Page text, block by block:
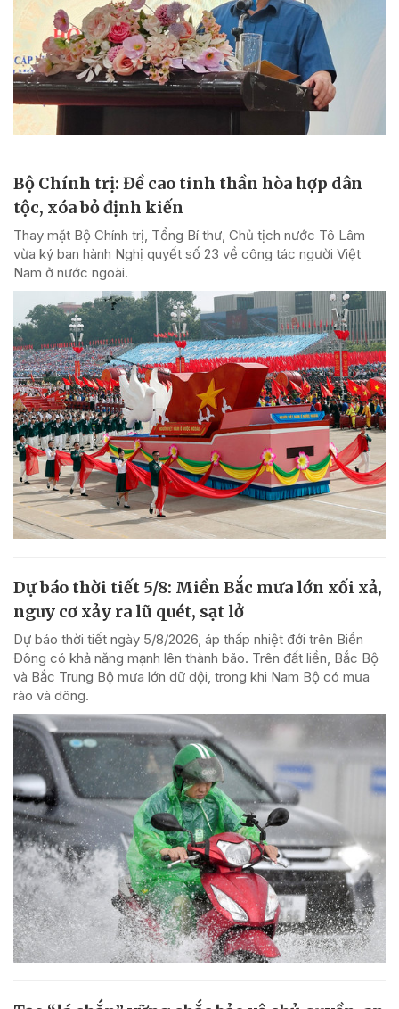
Bộ Chính trị: Đề cao tinh thần hòa hợp dân
tộc, xóa bỏ định kiến
Thay mặt Bộ Chính trị, Tổng Bí thư, Chủ tịch nước Tô Lâm
vừa ký ban hành Nghị quyết số 23 về công tác người Việt
Nam ở nước ngoài.
Dự báo thời tiết 5/8: Miền Bắc mưa lớn xối xả,
nguy cơ xảy ra lũ quét, sạt lở
Dự báo thời tiết ngày 5/8/2026, áp thấp nhiệt đới trên Biển
Đông có khả năng mạnh lên thành bão. Trên đất liền, Bắc Bộ
và Bắc Trung Bộ mưa lớn dữ dội, trong khi Nam Bộ có mưa
rào và dông.